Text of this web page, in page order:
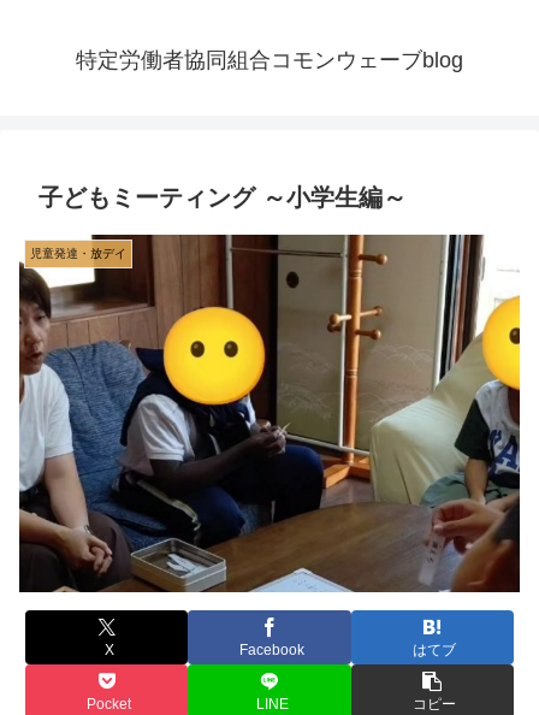
特定労働者協同組合コモンウェーブblog
子どもミーティング ～小学生編～
児童発達・放デイ
X Facebook はてブ
Pocket LINE コピー